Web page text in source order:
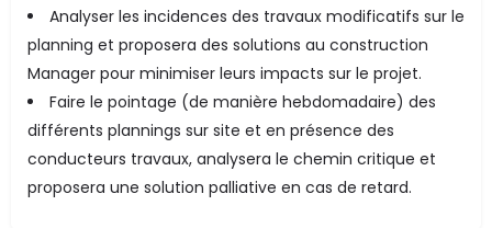
Analyser les incidences des travaux modificatifs sur le
planning et proposera des solutions au construction
Manager pour minimiser leurs impacts sur le projet.
Faire le pointage (de manière hebdomadaire) des
différents plannings sur site et en présence des
conducteurs travaux, analysera le chemin critique et
proposera une solution palliative en cas de retard.